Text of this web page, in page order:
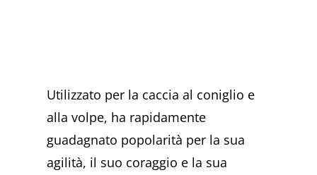
Utilizzato per la caccia al coniglio e
alla volpe, ha rapidamente
guadagnato popolarità per la sua
agilità, il suo coraggio e la sua